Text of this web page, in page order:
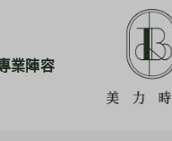
業陣容